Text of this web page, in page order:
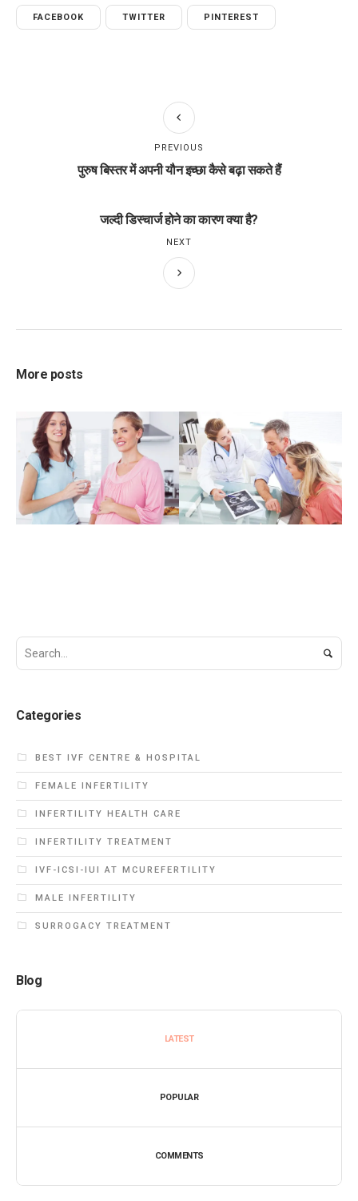
FACEBOOK TWITTER PINTEREST
पुरुष बिस्तर में अपनी यौन इच्छा कैसे बढ़ा सकते हैं
PREVIOUS
जल्दी डिस्चार्ज होने का कारण क्या है?
NEXT
More posts
NOVEMBER 20, 2015
Early Pregnancy
Symptoms In Hindi
INFERTILITY
TREATMENT
NOVEMBER 23, 2015
Prenatal genetic
screening (PGS)
and prenatal
genetic diagnosis
(PGD).
Categories
BEST IVF CENTRE & HOSPITAL
FEMALE INFERTILITY
INFERTILITY HEALTH CARE
INFERTILITY TREATMENT
IVF-ICSI-IUI AT MCUREFERTILITY
MALE INFERTILITY
SURROGACY TREATMENT
Blog
LATEST
POPULAR
COMMENTS